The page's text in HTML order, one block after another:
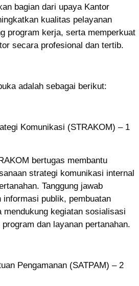
bagian dari upaya Kantor
kualitas pelayanan
program kerja, serta memperkuat
secara profesional dan tertib.
adalah sebagai berikut:
Komunikasi (STRAKOM) – 1
bertugas membantu
strategi komunikasi internal
Tanggung jawab
informasi publik, pembuatan
mendukung kegiatan sosialisasi
dan layanan pertanahan.
Pengamanan (SATPAM) – 2